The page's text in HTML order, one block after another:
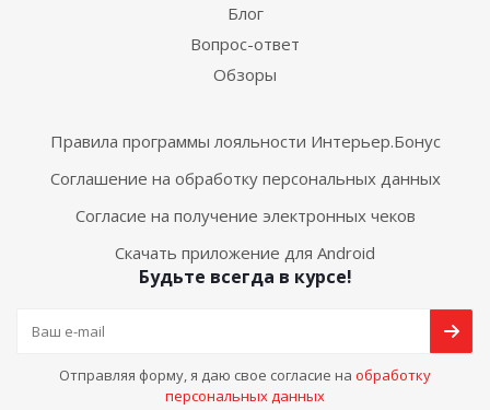
Блог
Вопрос-ответ
Обзоры
Правила программы лояльности Интерьер.Бонус
Соглашение на обработку персональных данных
Согласие на получение электронных чеков
Скачать приложение для Android
Будьте всегда в курсе!
Отправляя форму, я даю свое согласие на обработку
персональных данных